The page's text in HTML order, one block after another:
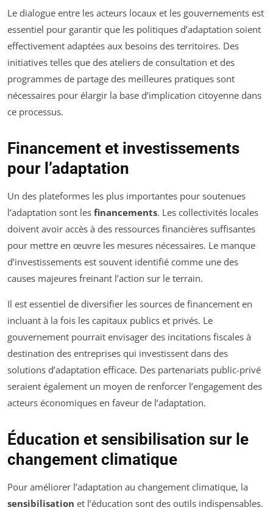
Le dialogue entre les acteurs locaux et les gouvernements est
essentiel pour garantir que les politiques d’adaptation soient
effectivement adaptées aux besoins des territoires. Des
initiatives telles que des ateliers de consultation et des
programmes de partage des meilleures pratiques sont
nécessaires pour élargir la base d’implication citoyenne dans
ce processus.
Financement et investissements
pour l’adaptation
Un des plateformes les plus importantes pour soutenues
l’adaptation sont les financements. Les collectivités locales
doivent avoir accès à des ressources financières suffisantes
pour mettre en œuvre les mesures nécessaires. Le manque
d’investissements est souvent identifié comme une des
causes majeures freinant l’action sur le terrain.
Il est essentiel de diversifier les sources de financement en
incluant à la fois les capitaux publics et privés. Le
gouvernement pourrait envisager des incitations fiscales à
destination des entreprises qui investissent dans des
solutions d’adaptation efficace. Des partenariats public-privé
seraient également un moyen de renforcer l’engagement des
acteurs économiques en faveur de l’adaptation.
Éducation et sensibilisation sur le
changement climatique
Pour améliorer l’adaptation au changement climatique, la
sensibilisation et l’éducation sont des outils indispensables.